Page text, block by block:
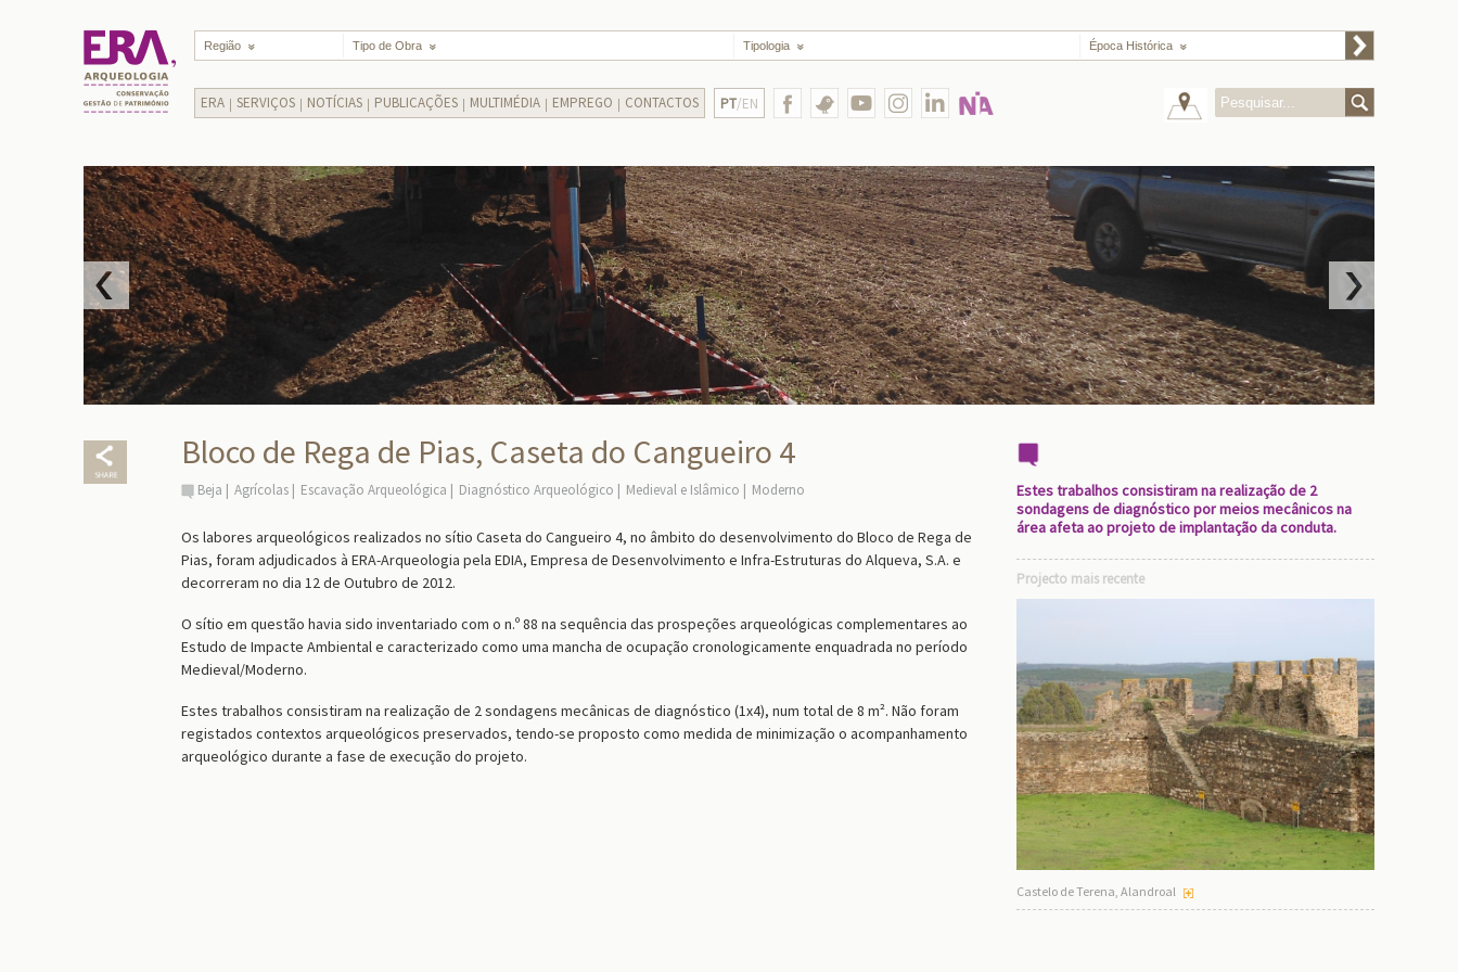
Região Tipo de Obra Tipologia Época Histórica
ERA SERVIÇOS NOTÍCIAS PUBLICAÇÕES MULTIMÉDIA EMPREGO CONTACTOS PT/EN
Bloco de Rega de Pias, Caseta do Cangueiro 4
Beja Agrícolas Escavação Arqueológica Diagnóstico Arqueológico Medieval e Islâmico Moderno
Os labores arqueológicos realizados no sítio Caseta do Cangueiro 4, no âmbito do desenvolvimento do Bloco de Rega de
Pias, foram adjudicados à ERA-Arqueologia pela EDIA, Empresa de Desenvolvimento e Infra-Estruturas do Alqueva, S.A. e
decorreram no dia 12 de Outubro de 2012.
O sítio em questão havia sido inventariado com o n.º 88 na sequência das prospeções arqueológicas complementares ao
Estudo de Impacte Ambiental e caracterizado como uma mancha de ocupação cronologicamente enquadrada no período
Medieval/Moderno.
Estes trabalhos consistiram na realização de 2 sondagens mecânicas de diagnóstico (1x4), num total de 8 m². Não foram
registados contextos arqueológicos preservados, tendo-se proposto como medida de minimização o acompanhamento
arqueológico durante a fase de execução do projeto.
Estes trabalhos consistiram na realização de 2
sondagens de diagnóstico por meios mecânicos na
área afeta ao projeto de implantação da conduta.
Projecto mais recente
Castelo de Terena, Alandroal